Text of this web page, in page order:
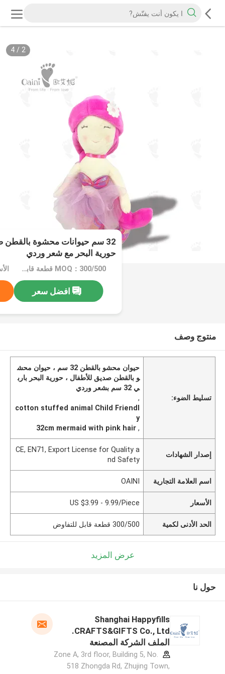
2
/
4
32 سم حيوانات محشوة بالقطن
حورية البحر مع شعر وردي
MOQ：300/500 قطعة قابل للتفاوض
افضل سعر
منتوج وصف
تسليط الضوء:
حيوان محشو بالقطن 32 سم ، حيوان محش
و بالقطن صديق للأطفال ، حورية البحر بارب
ي 32 سم بشعر وردي
,
cotton stuffed animal Child Friendl
y
,
32cm mermaid with pink hair
إصدار الشهادات
CE, EN71, Export License for Quality a
nd Safety
اسم العلامة التجارية OAINI
الأسعار US $3.99 - 9.99/Piece
الحد الأدنى لكمية 300/500 قطعة قابل للتفاوض
عرض المزيد
حول نا
Shanghai Happyfills
CRAFTS&GIFTS Co., Ltd.
الملف الشركة المصنعة
Zone A, 3rd floor, Building 5, No.
518 Zhongda Rd, Zhujing Town,